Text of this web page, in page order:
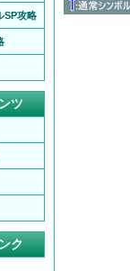
SP攻略
ツ
ク